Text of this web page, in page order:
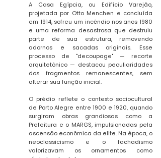
A Casa Egípcia, ou Edifício Varejão,
projetada por Otto Menchen e concluída
em 1914, sofreu um incêndio nos anos 1980
e uma reforma desastrosa que destruiu
parte de sua estrutura, removendo
adornos e sacadas originais. Esse
processo de "decoupage" — recorte
arquitetônico — destacou peculiaridades
dos fragmentos remanescentes, sem
alterar sua função inicial.
O prédio reflete o contexto sociocultural
de Porto Alegre entre 1900 e 1920, quando
surgiram obras grandiosas como a
Prefeitura e o MARGS, impulsionadas pela
ascensão econômica da elite. Na época, o
neoclassicismo e o fachadismo
valorizavam os ornamentos como